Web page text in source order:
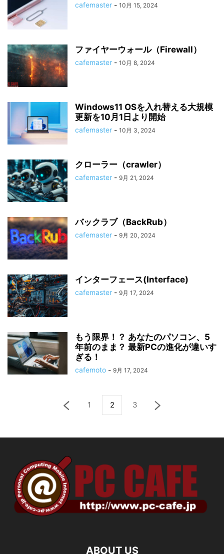
cafemaster - 10月 15, 2024
ファイヤーウォール（Firewall）
cafemaster - 10月 8, 2024
Windows11 OSを入れ替える大規模
更新を10月1日より開始
cafemaster - 10月 3, 2024
クローラー（crawler）
cafemaster - 9月 21, 2024
バックラブ（BackRub）
cafemaster - 9月 20, 2024
インターフェース(Interface)
cafemaster - 9月 17, 2024
もう限界！？ あなたのパソコン、5
年前のまま？ 最新PCの進化が違いす
ぎる！
cafemoto - 9月 17, 2024
1 2 3
ABOUT US